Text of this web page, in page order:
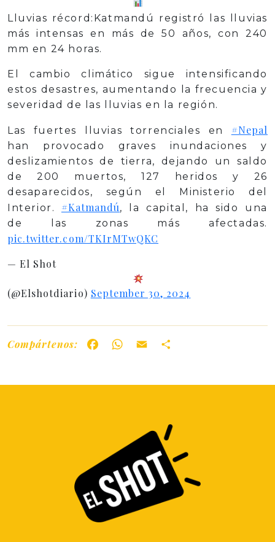
Lluvias récord:Katmandú registró las lluvias
más intensas en más de 50 años, con 240
mm en 24 horas.
El cambio climático sigue intensificando
estos desastres, aumentando la frecuencia y
severidad de las lluvias en la región.
Las fuertes lluvias torrenciales en #Nepal
han provocado graves inundaciones y
deslizamientos de tierra, dejando un saldo
de 200 muertos, 127 heridos y 26
desaparecidos, según el Ministerio del
Interior. #Katmandú, la capital, ha sido una
de las zonas más afectadas.
pic.twitter.com/TKIrMTwQKC
— El Shot
(@Elshotdiario) September 30, 2024
Compártenos: FacebookWhatsApp
Email